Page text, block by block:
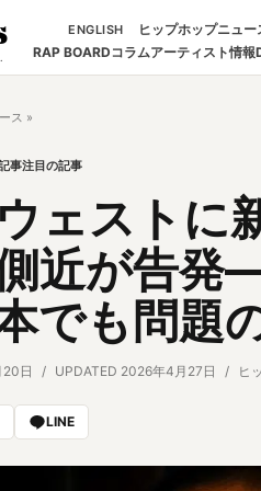
ENGLISH ヒップホップニュー
RAP BOARDコラムアーティスト情報
ス »
事注目の記事
ェストに
近が告発
でも問題
日 UPDATED 2026年4月27日 ヒ
LINE